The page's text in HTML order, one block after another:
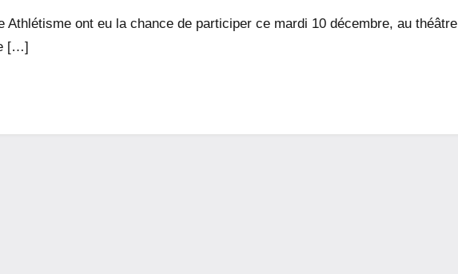
Athlétisme ont eu la chance de participer ce mardi 10 décembre, au théâtre
[…]